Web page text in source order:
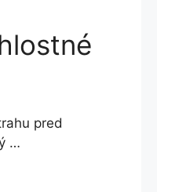
pred
…